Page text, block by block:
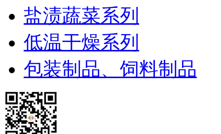
盐渍蔬菜系列
低温干燥系列
包装制品、饲料制品